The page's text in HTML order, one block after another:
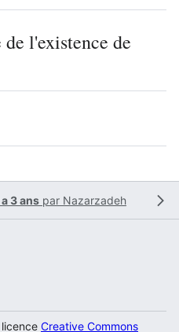
l'existence de
3 ans par Nazarzadeh
Creative Commons